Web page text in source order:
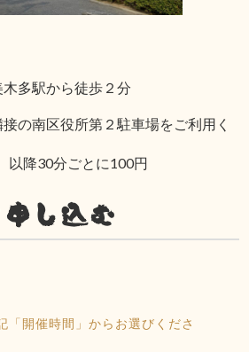
多駅から徒歩２分
の南区役所第２駐車場をご利用く
以降30分ごとに100円
し込む
「開催時間」からお選びくださ